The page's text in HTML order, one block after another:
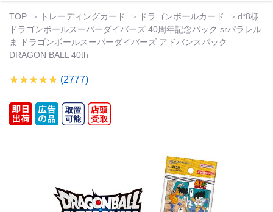
TOP トレーディングカード ドラゴンボールカード
d*8様
ドラゴンボールスーパーダイバーズ 40周年記念パック srパラレル
ま ドラゴンボールスーパーダイバーズ アドバンスパック
DRAGON BALL 40th
(2777)